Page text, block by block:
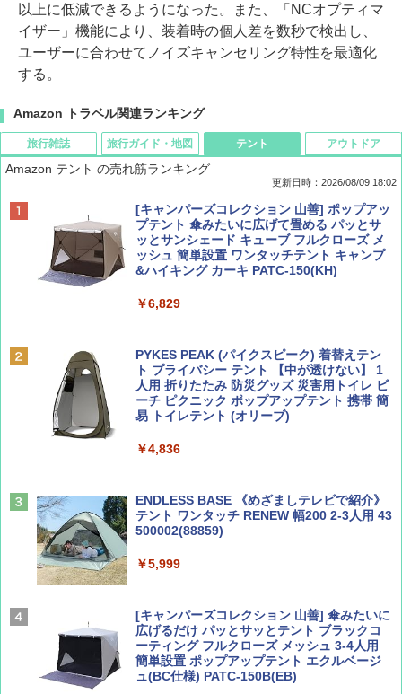
以上に低減できるようになった。また、「NCオプティマ
イザー」機能により、装着時の個人差を数秒で検出し、
ユーザーに合わせてノイズキャンセリング特性を最適化
する。
Amazon トラベル関連ランキング
旅行雑誌
BE-PAL(ビ-パル) 2026年 9 月号【特別付録:
SOTO ミニマル"旅"財布 ランダム2種】
￥1,500
￥713
AIRLINE（エアライン）2026年9月号【特
集】ボーイング110周年を祝して！
旅行ガイド・地図
地球の歩き方 スター・ウォーズ
￥2,695
￥2,079
球の歩き方A ヨーロッパ
ァキア 2026～2027 地球の歩き方A ヨーロッ
￥2,277
新しい日本地理 地図・統計・移動から読み
解く (講談社現代新書)
テント
Amazon テント の売れ筋ランキング
更新日時：2026/08/09 18:02
[キャンパーズコレクション 山善] ポップアッ
プテント 傘みたいに広げて畳める パッとサ
ッとサンシェード キューブ フルクローズ メ
ッシュ 簡単設置 ワンタッチテント キャンプ
&ハイキング カーキ PATC-150(KH)
￥6,829
PYKES PEAK (パイクスピーク) 着替えテン
ト プライバシー テント 【中が透けない】 1
人用 折りたたみ 防災グッズ 災害用トイレ ビ
ーチ ピクニック ポップアップテント 携帯 簡
易 トイレテント (オリーブ)
￥4,836
ENDLESS BASE 《めざましテレビで紹介》
テント ワンタッチ RENEW 幅200 2-3人用 43
500002(88859)
￥5,999
[キャンパーズコレクション 山善] 傘みたいに
広げるだけ パッとサッとテント ブラックコ
ーティング フルクローズ メッシュ 3-4人用
簡単設置 ポップアップテント エクルベージ
ュ(BC仕様) PATC-150B(EB)
アウトドア